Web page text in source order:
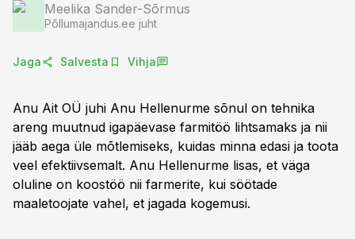
Meelika Sander-Sõrmus
Põllumajandus.ee juht
Jaga Salvesta Vihja
Anu Ait OÜ juhi Anu Hellenurme sõnul on tehnika
areng muutnud igapäevase farmitöö lihtsamaks ja nii
jääb aega üle mõtlemiseks, kuidas minna edasi ja toota
veel efektiivsemalt. Anu Hellenurme lisas, et väga
oluline on koostöö nii farmerite, kui söötade
maaletoojate vahel, et jagada kogemusi.